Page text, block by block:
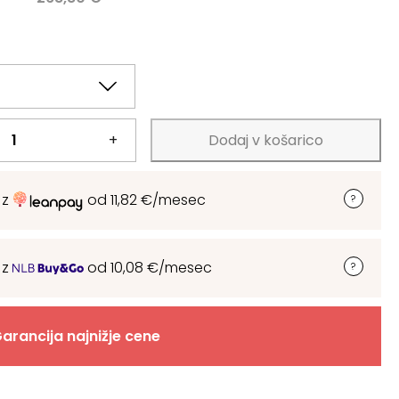
+ Dodaj v košarico
od 11,82€/mesec
od 10,08 €/mesec
najnižje cene